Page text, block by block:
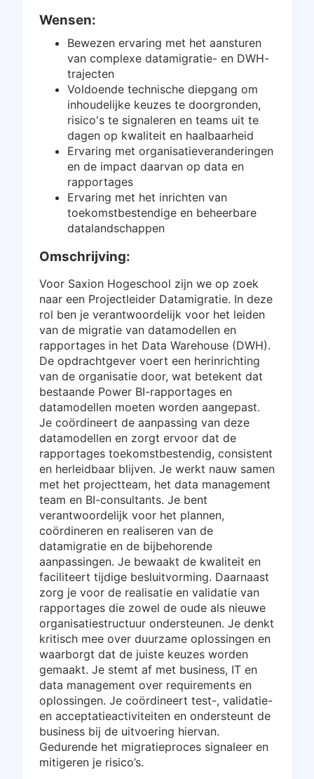
Wensen:
Bewezen ervaring met het aansturen
van complexe datamigratie- en DWH-
trajecten
Voldoende technische diepgang om
inhoudelijke keuzes te doorgronden,
risico's te signaleren en teams uit te
dagen op kwaliteit en haalbaarheid
Ervaring met organisatieveranderingen
en de impact daarvan op data en
rapportages
Ervaring met het inrichten van
toekomstbestendige en beheerbare
datalandschappen
Omschrijving:
Voor Saxion Hogeschool zijn we op zoek
naar een Projectleider Datamigratie. In deze
rol ben je verantwoordelijk voor het leiden
van de migratie van datamodellen en
rapportages in het Data Warehouse (DWH).
De opdrachtgever voert een herinrichting
van de organisatie door, wat betekent dat
bestaande Power BI-rapportages en
datamodellen moeten worden aangepast.
Je coördineert de aanpassing van deze
datamodellen en zorgt ervoor dat de
rapportages toekomstbestendig, consistent
en herleidbaar blijven. Je werkt nauw samen
met het projectteam, het data management
team en BI-consultants. Je bent
verantwoordelijk voor het plannen,
coördineren en realiseren van de
datamigratie en de bijbehorende
aanpassingen. Je bewaakt de kwaliteit en
faciliteert tijdige besluitvorming. Daarnaast
zorg je voor de realisatie en validatie van
rapportages die zowel de oude als nieuwe
organisatiestructuur ondersteunen. Je denkt
kritisch mee over duurzame oplossingen en
waarborgt dat de juiste keuzes worden
gemaakt. Je stemt af met business, IT en
data management over requirements en
oplossingen. Je coördineert test-, validatie-
en acceptatieactiviteiten en ondersteunt de
business bij de uitvoering hiervan.
Gedurende het migratieproces signaleer en
mitigeren je risico’s.